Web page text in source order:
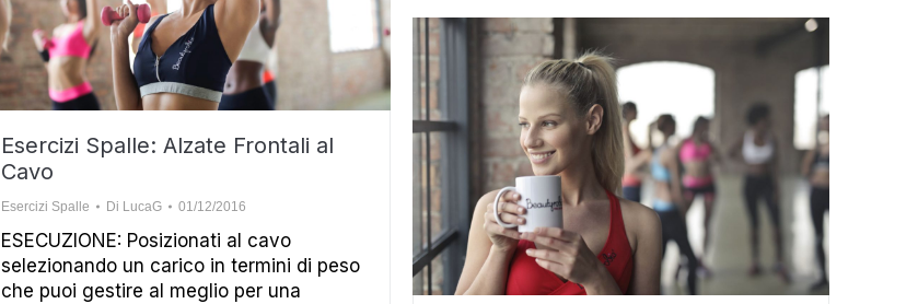
Esercizi Spalle: Alzate Frontali al
Cavo
Esercizi Spalle Di LucaG 01/12/2016
ESECUZIONE: Posizionati al cavo
selezionando un carico in termini di peso
che puoi gestire al meglio per una